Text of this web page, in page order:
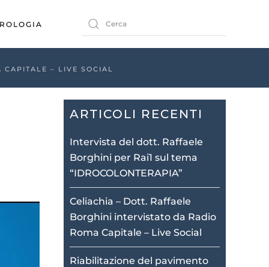
CAPITALE – LIVE SOCIAL
ARTICOLI RECENTI
Intervista del dott. Raffaele
Borghini per Rai1 sul tema
“IDROCOLONTERAPIA”
Celiachia – Dott. Raffaele
Borghini intervistato da Radio
Roma Capitale – Live Social
Riabilitazione del pavimento